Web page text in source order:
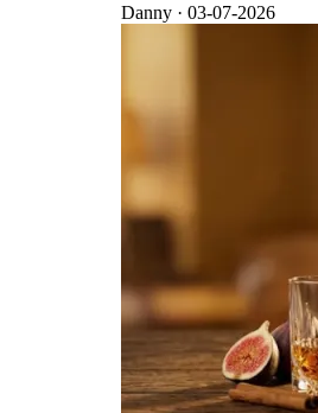
Danny · 03-07-2026